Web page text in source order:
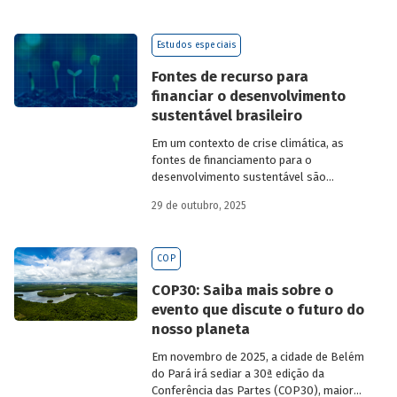
Estudos especiais
Fontes de recurso para
financiar o desenvolvimento
sustentável brasileiro
Em um contexto de crise climática, as
fontes de financiamento para o
desenvolvimento sustentável são
atuando na área ambiental, o BNDES vem
verde de modo a apoiar esses
investimentos.
29 de outubro, 2025
COP
COP30: Saiba mais sobre o
evento que discute o futuro do
nosso planeta
Em novembro de 2025, a cidade de Belém
do Pará irá sediar a 30ª edição da
Conferência das Partes (COP30), maior